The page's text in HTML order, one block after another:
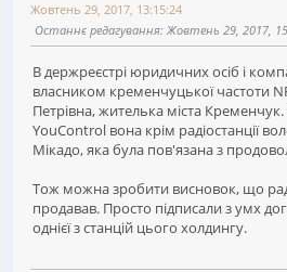
Жовтень 29, 2017, 13:15:24
Останнє редагування: Жовтень 29, 2017,
В держреєстрі юридичних осіб і
власником кременчуцької частоти
Петрівна, жителька міста
YouControl вона крім радіостанції
Мікадо, яка була пов'язана з
Тож можна зробити висновок, що
продавав. Просто підписали з умх
однієї з станцій цього холдингу.